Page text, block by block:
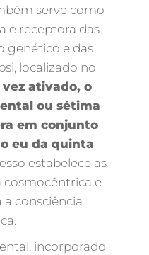
serve como
e receptora das
genético e das
localizado no
vez ativado, o
ou sétima
em conjunto
eu da quinta
estabelece as
cosmocêntrica e
a consciência
incorporado